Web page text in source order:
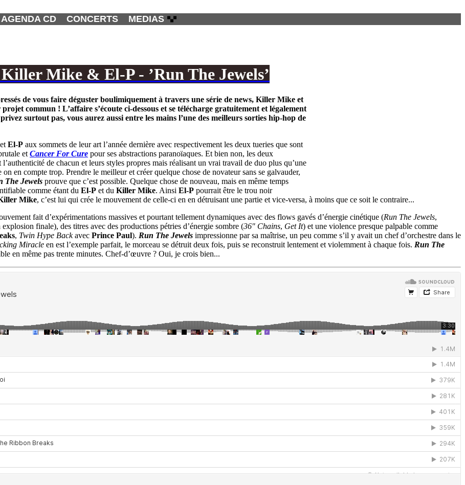
AGENDA CD CONCERTS MEDIAS
Mike & El-P - ’Run The Jewels’
de vous faire déguster boulimiquement à travers une série de news, Killer Mike et
commun ! L’affaire s’écoute ci-dessous et se télécharge gratuitement et légalement
surtout pas, vous aurez aussi entre les mains l’une des meilleurs sorties hip-hop de
et El-P aux sommets de leur art l’année dernière avec respectivement les deux tueries que sont
et Cancer For Cure pour ses abstractions paranoïaques. Et bien non, les deux
de chacun et leurs styles propres mais réalisant un vrai travail de duo plus qu’une
en compte trop. Prendre le meilleur et créer quelque chose de novateur sans se galvauder,
The Jewels prouve que c’est possible. Quelque chose de nouveau, mais en même temps
comme étant du El-P et du Killer Mike. Ainsi El-P pourrait être le trou noir
Mike, c’est lui qui crée le mouvement de celle-ci en en détruisant une partie et vice-versa, à moins que ce soit le contraire...
fait d’expérimentations massives et pourtant tellement dynamiques avec des flows gavés d’énergie cinétique (Run The Jewels,
explosion finale), des titres avec des productions pétries d’énergie sombre (36" Chains, Get It) et une violence presque palpable comme
, Twin Hype Backavec Prince Paul). Run The Jewels impressionne par sa maîtrise, un peu comme s’il y avait un chef d’orchestre dans le
Miracle en est l’exemple parfait, le morceau se détruit deux fois, puis se reconstruit lentement et violemment à chaque fois. Run The
en même pas trente minutes. Chef-d’œuvre ? Oui, je crois bien...